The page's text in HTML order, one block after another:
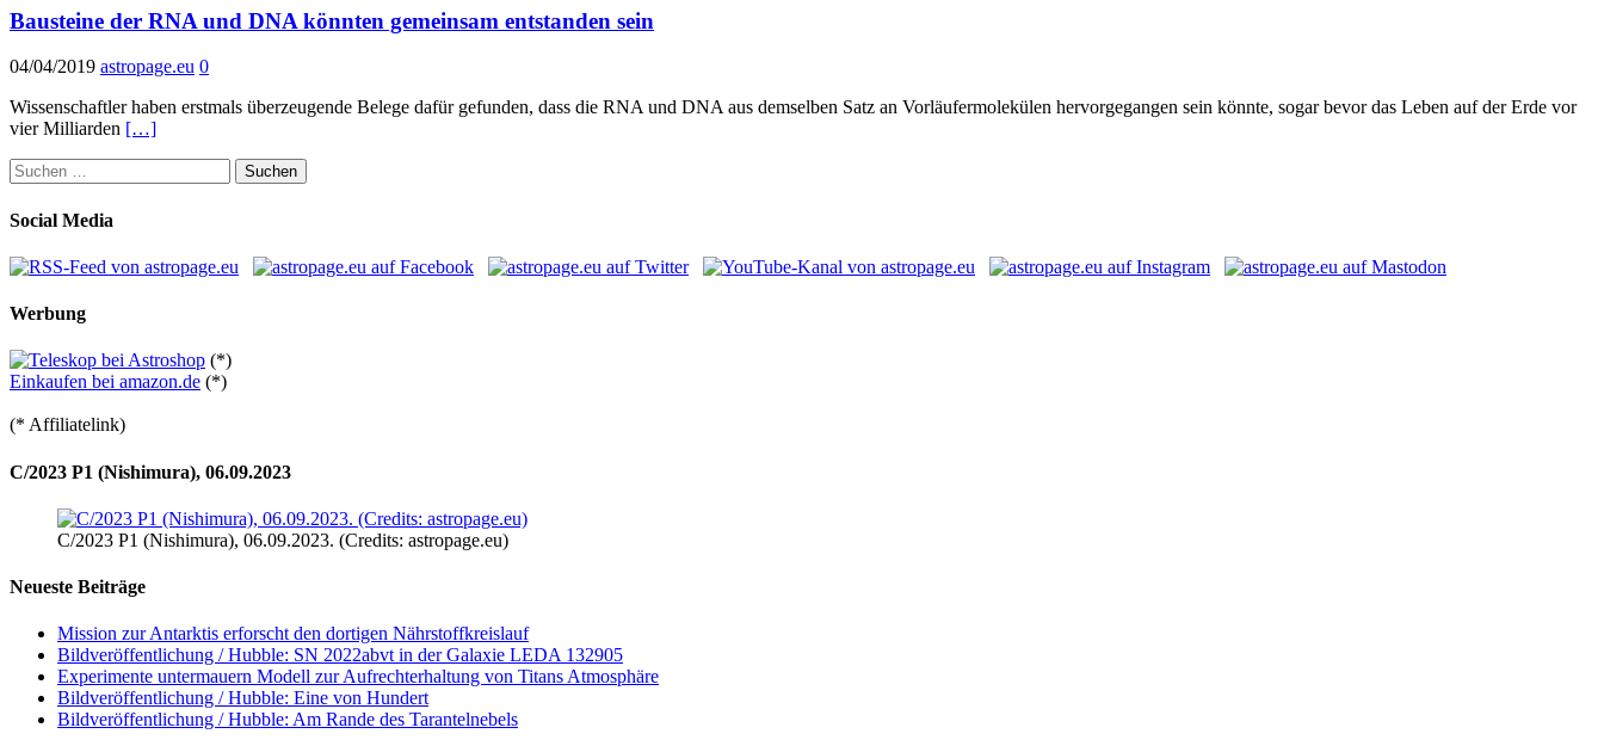
Bausteine der RNA und DNA könnten gemeinsam entstanden sein
04/04/2019 astropage.eu 0
Wissenschaftler haben erstmals überzeugende Belege dafür gefunden, dass die RNA und DNA aus demselben Satz an Vorläufermolekülen hervorgegangen sein könnte, sogar bevor das Leben auf der Erde vor
vier Milliarden […]
Suchen
nach:
Social Media
Werbung
(*)
Einkaufen bei amazon.de (*)
(* Affiliatelink)
C/2023 P1 (Nishimura), 06.09.2023
C/2023 P1 (Nishimura), 06.09.2023. (Credits: astropage.eu)
Neueste Beiträge
Mission zur Antarktis erforscht den dortigen Nährstoffkreislauf
Bildveröffentlichung / Hubble: SN 2022abvt in der Galaxie LEDA 132905
Experimente untermauern Modell zur Aufrechterhaltung von Titans Atmosphäre
Bildveröffentlichung / Hubble: Eine von Hundert
Bildveröffentlichung / Hubble: Am Rande des Tarantelnebels